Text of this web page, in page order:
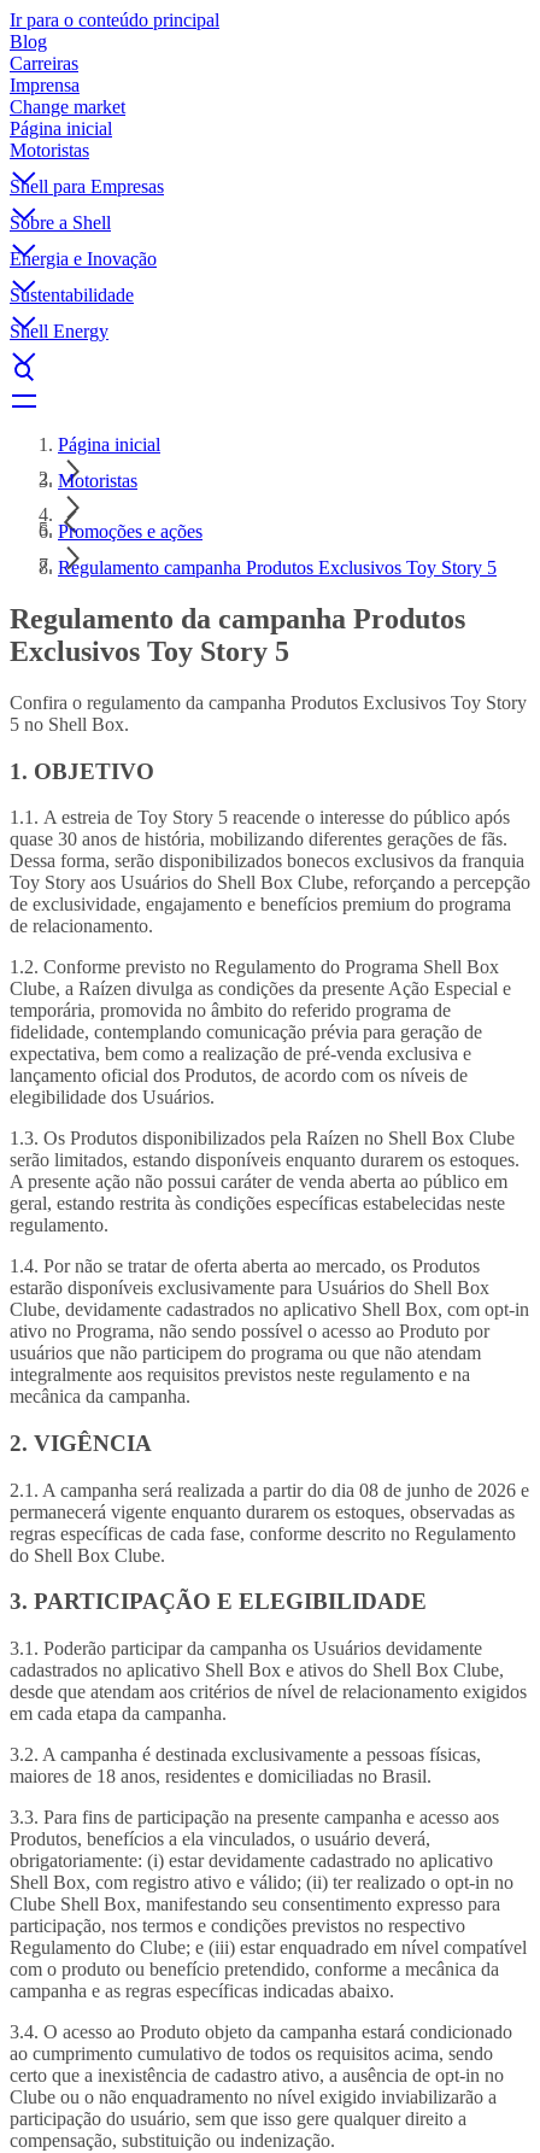
Ir para o conteúdo principal
Blog
Carreiras
Imprensa
Change market
Página inicial
Motoristas
Shell para Empresas
Sobre a Shell
Energia e Inovação
Sustentabilidade
Shell Energy
Página inicial
Motoristas
Promoções e ações
Regulamento campanha Produtos Exclusivos Toy Story 5
Regulamento da campanha Produtos
Exclusivos Toy Story 5
Confira o regulamento da campanha Produtos Exclusivos Toy Story
5 no Shell Box.
1. OBJETIVO
1.1. A estreia de Toy Story 5 reacende o interesse do público após
quase 30 anos de história, mobilizando diferentes gerações de fãs.
Dessa forma, serão disponibilizados bonecos exclusivos da franquia
Toy Story aos Usuários do Shell Box Clube, reforçando a percepção
de exclusividade, engajamento e benefícios premium do programa
de relacionamento.
1.2. Conforme previsto no Regulamento do Programa Shell Box
Clube, a Raízen divulga as condições da presente Ação Especial e
temporária, promovida no âmbito do referido programa de
fidelidade, contemplando comunicação prévia para geração de
expectativa, bem como a realização de pré-venda exclusiva e
lançamento oficial dos Produtos, de acordo com os níveis de
elegibilidade dos Usuários.
1.3. Os Produtos disponibilizados pela Raízen no Shell Box Clube
serão limitados, estando disponíveis enquanto durarem os estoques.
A presente ação não possui caráter de venda aberta ao público em
geral, estando restrita às condições específicas estabelecidas neste
regulamento.
1.4. Por não se tratar de oferta aberta ao mercado, os Produtos
estarão disponíveis exclusivamente para Usuários do Shell Box
Clube, devidamente cadastrados no aplicativo Shell Box, com opt‑in
ativo no Programa, não sendo possível o acesso ao Produto por
usuários que não participem do programa ou que não atendam
integralmente aos requisitos previstos neste regulamento e na
mecânica da campanha.
2. VIGÊNCIA
2.1. A campanha será realizada a partir do dia 08 de junho de 2026 e
permanecerá vigente enquanto durarem os estoques, observadas as
regras específicas de cada fase, conforme descrito no Regulamento
do Shell Box Clube.
3. PARTICIPAÇÃO E ELEGIBILIDADE
3.1. Poderão participar da campanha os Usuários devidamente
cadastrados no aplicativo Shell Box e ativos do Shell Box Clube,
desde que atendam aos critérios de nível de relacionamento exigidos
em cada etapa da campanha.
3.2. A campanha é destinada exclusivamente a pessoas físicas,
maiores de 18 anos, residentes e domiciliadas no Brasil.
3.3. Para fins de participação na presente campanha e acesso aos
Produtos, benefícios a ela vinculados, o usuário deverá,
obrigatoriamente: (i) estar devidamente cadastrado no aplicativo
Shell Box, com registro ativo e válido; (ii) ter realizado o opt-in no
Clube Shell Box, manifestando seu consentimento expresso para
participação, nos termos e condições previstos no respectivo
Regulamento do Clube; e (iii) estar enquadrado em nível compatível
com o produto ou benefício pretendido, conforme a mecânica da
campanha e as regras específicas indicadas abaixo.
3.4. O acesso ao Produto objeto da campanha estará condicionado
ao cumprimento cumulativo de todos os requisitos acima, sendo
certo que a inexistência de cadastro ativo, a ausência de opt‑in no
Clube ou o não enquadramento no nível exigido inviabilizarão a
participação do usuário, sem que isso gere qualquer direito a
compensação, substituição ou indenização.